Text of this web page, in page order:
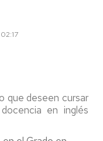
que deseen cursar
en inglés